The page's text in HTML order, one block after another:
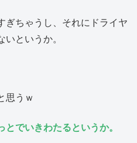
ぎちゃうし、それにドライヤ
というか。
思うｗ
でいきわたるというか。